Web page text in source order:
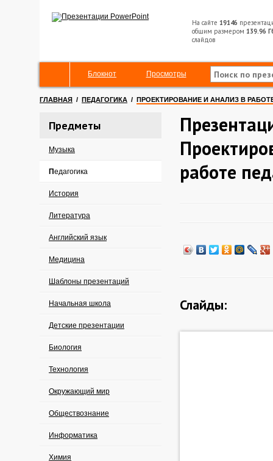
На сайте 19146
общим размером 139.96
слайдов
Блокнот Просмотры
ГЛАВНАЯ / ПЕДАГОГИКА / ПРОЕКТИРОВАНИЕ И АНАЛИЗ В
Предметы
Музыка
Педагогика
История
Литература
Английский язык
Медицина
Шаблоны презентаций
Начальная школа
Детские презентации
Биология
Технология
Окружающий мир
Обществознание
Информатика
Химия
работе
Слайды: